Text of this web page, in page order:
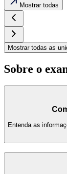
Mostrar todas
Mostrar todas as
Sobre o
Entenda as